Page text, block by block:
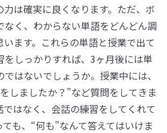
は確実に良くなります。ただ、ボ
なく、わからない単語をどんどん調
ます。これらの単語と授業で出て
をしっかりすれば、3ヶ月後には単
はないでしょうか。授業中には、
しましたか？”など質問をしてきま
はなく、会話の練習をしてくれて
も、“何も”なんて答えてはいけま